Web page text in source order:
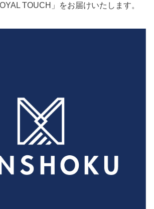
TOUCH」をお届けいたします。